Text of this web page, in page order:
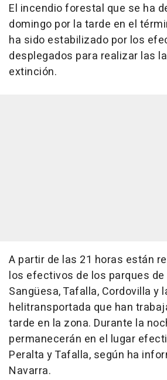
El incendio forestal que se ha
domingo por la tarde en el
ha sido estabilizado por los
desplegados para realizar las
extinción.
A partir de las 21 horas están
los efectivos de los parques de
Sangüesa, Tafalla, Cordovilla y
helitransportada que han
tarde en la zona. Durante la
permanecerán en el lugar
Peralta y Tafalla, según ha
Navarra.